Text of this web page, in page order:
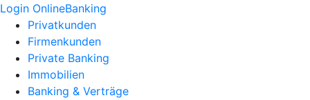
Login OnlineBanking
Privatkunden
Firmenkunden
Private Banking
Immobilien
Banking & Verträge